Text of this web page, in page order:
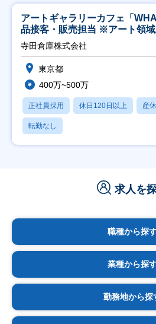
アートギャラリーカフェ「
品接客・販売担当 ※アート領
寺田倉庫株式会社
東京都
400万~500万
正社員採用 休日120日以上 産
転勤なし
求人を
職種から探
業種から探
勤務地から探